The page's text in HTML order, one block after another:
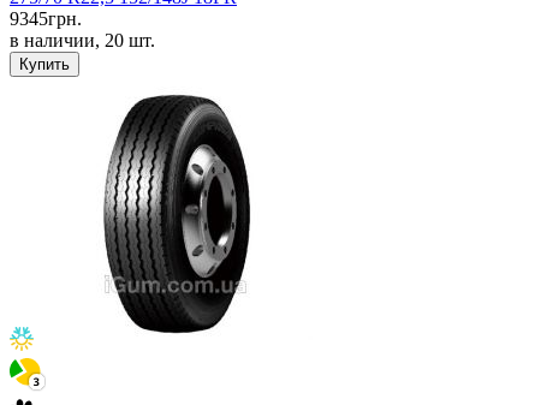
9345грн.
в наличии, 20 шт.
Купить